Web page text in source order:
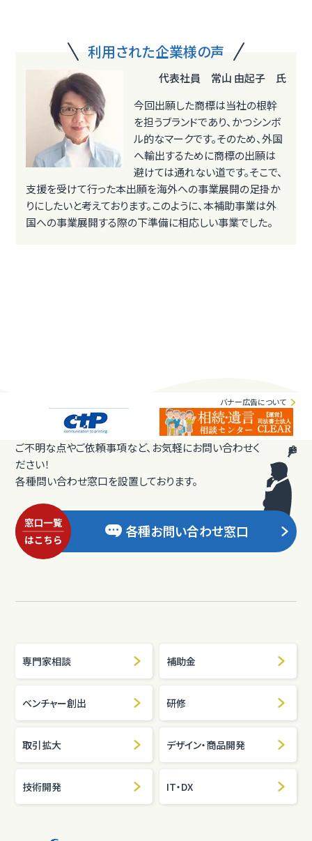
利用された企業様の声
代表社員 常山 由起子 氏
今回出願した商標は当社の根幹
を担うブランドであり、かつシンボ
ル的なマークです。そのため、外国
へ輸出するために商標の出願は
避けては通れない道です。そこで、
支援を受けて行った本出願を海外への事業展開の足掛か
りにしたいと考えております。このように、本補助事業は外
国への事業展開する際の下準備に相応しい事業でした。
バナー広告について
ご不明な点やご依頼事項など、お気軽にお問い合わせく
ださい！
各種問い合わせ窓口を設置しております。
各種お問い合わせ窓口
専門家相談 補助金
ベンチャー創出 研修
取引拡大 デザイン・商品開発
技術開発 IT・DX